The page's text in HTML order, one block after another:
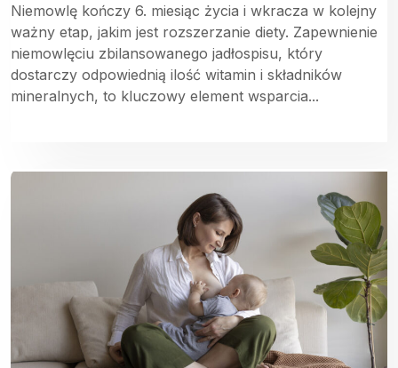
Niemowlę kończy 6. miesiąc życia i wkracza w kolejny
ważny etap, jakim jest rozszerzanie diety. Zapewnienie
niemowlęciu zbilansowanego jadłospisu, który
dostarczy odpowiednią ilość witamin i składników
mineralnych, to kluczowy element wsparcia...